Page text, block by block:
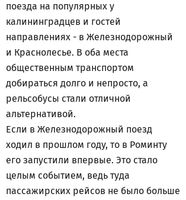
поезда на популярных у
калининградцев и гостей
направлениях - в Железнодорожный
и Краснолесье. В оба места
общественным транспортом
добираться долго и непросто, а
рельсобусы стали отличной
альтернативой.
Если в Железнодорожный поезд
ходил в прошлом году, то в Роминту
его запустили впервые. Это стало
целым событием, ведь туда
пассажирских рейсов не было больше